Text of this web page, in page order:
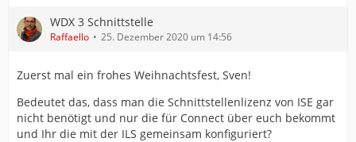
WDX 3 Schnittstelle
Raffaello 25. Dezember 2020 um 14:56
Zuerst mal ein frohes Weihnachtsfest, Sven!
Bedeutet das, dass man die Schnittstellenlizenz von ISE gar
nicht benötigt und nur die für Connect über euch bekommt
und Ihr die mit der ILS gemeinsam konfiguriert?